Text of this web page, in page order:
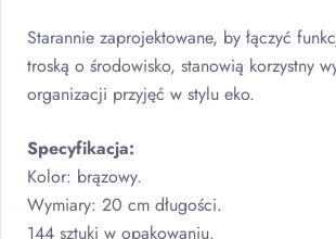
Starannie zaprojektowane, by łączyć
troską o środowisko, stanowią korzystny
organizacji przyjęć w stylu eko.
Specyfikacja:
Kolor: brązowy.
Wymiary: 20 cm długości.
144 sztuki w opakowaniu.